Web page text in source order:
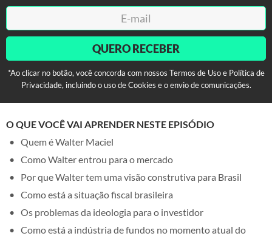
QUERO RECEBER
*Ao clicar no botão, você concorda com nossos Termos de Uso e Política de
Privacidade, incluindo o uso de Cookies e o envio de comunicações.
O QUE VOCÊ VAI APRENDER NESTE EPISÓDIO
Quem é Walter Maciel
Como Walter entrou para o mercado
Por que Walter tem uma visão construtiva para Brasil
Como está a situação fiscal brasileira
Os problemas da ideologia para o investidor
Como está a indústria de fundos no momento atual do